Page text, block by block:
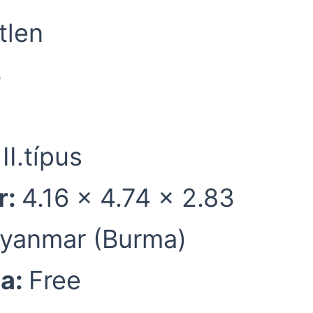
4.16 x 4.74 x 2.83
(Burma)
Free